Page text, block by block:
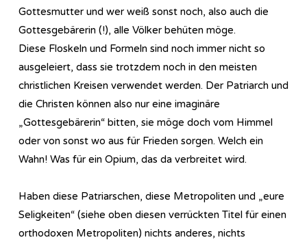
Gottesmutter und wer weiß sonst noch, also auch die
Gottesgebärerin (!), alle Völker behüten möge.
Diese Floskeln und Formeln sind noch immer nicht so
ausgeleiert, dass sie trotzdem noch in den meisten
christlichen Kreisen verwendet werden. Der Patriarch und
die Christen können also nur eine imaginäre
„Gottesgebärerin“ bitten, sie möge doch vom Himmel
oder von sonst wo aus für Frieden sorgen. Welch ein
Wahn! Was für ein Opium, das da verbreitet wird.
Haben diese Patriarschen, diese Metropoliten und „eure
Seligkeiten“ (siehe oben diesen verrückten Titel für einen
orthodoxen Metropoliten) nichts anderes, nichts